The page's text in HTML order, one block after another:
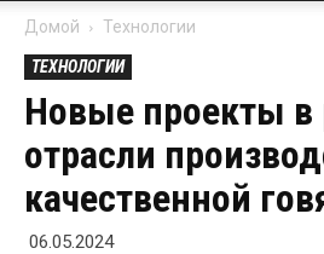
Домой Технологии
ТЕХНОЛОГИИ
Новые проекты в
отрасли
качественной
06.05.2024